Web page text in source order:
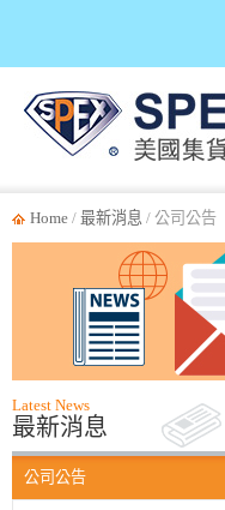
Home / 最新消息 / 公司公告
Latest News
最新消息
公司公告